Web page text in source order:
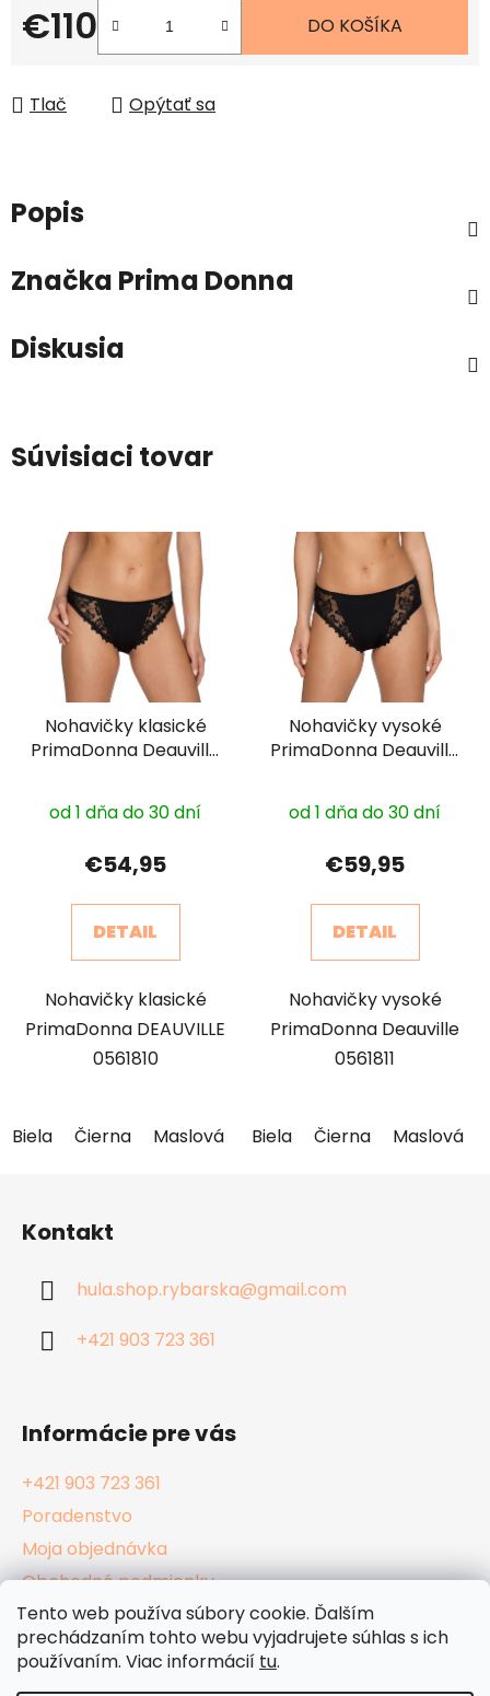
Tento web používa súbory cookie. Ďalším
prechádzaním tohto webu vyjadrujete súhlas s ich
používaním. Viac informácií tu.
€110
Jednotková cena:
DO KOŠÍKA
Tlač Opýtať sa
Popis
Značka Prima Donna
Diskusia
Súvisiaci tovar
Nohavičky klasické
PrimaDonna Deauville
od 1 dňa do 30 dní
€54,95
DETAIL
Nohavičky klasické
PrimaDonna DEAUVILLE
0561810
Biela Čierna Maslová Telová
Nohavičky vysoké
PrimaDonna Deauville
od 1 dňa do 30 dní
€59,95
DETAIL
Nohavičky vysoké
PrimaDonna Deauville
0561811
Biela Čierna Maslová
Kontakt
hula.shop.rybarska@gmail.com
+421 903 723 361
Informácie pre vás
+421 903 723 361
Poradenstvo
Moja objednávka
Obchodné podmienky
Reklamačný poriadok
Podmienky ochrany osobných údajov